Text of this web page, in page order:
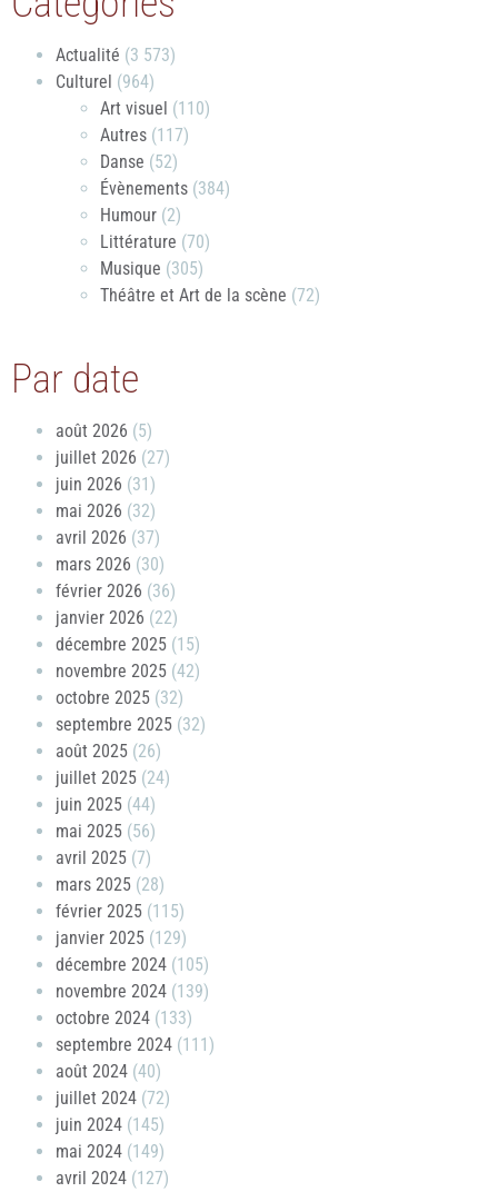
Actualité (3 573)
Culturel (964)
Art visuel (110)
Autres (117)
Danse (52)
Évènements (384)
Humour (2)
Littérature (70)
Musique (305)
Théâtre et Art de la scène (72)
Par date
août 2026 (5)
juillet 2026 (27)
juin 2026 (31)
mai 2026 (32)
avril 2026 (37)
mars 2026 (30)
février 2026 (36)
janvier 2026 (22)
décembre 2025 (15)
novembre 2025 (42)
octobre 2025 (32)
septembre 2025 (32)
août 2025 (26)
juillet 2025 (24)
juin 2025 (44)
mai 2025 (56)
avril 2025 (7)
mars 2025 (28)
février 2025 (115)
janvier 2025 (129)
décembre 2024 (105)
novembre 2024 (139)
octobre 2024 (133)
septembre 2024 (111)
août 2024 (40)
juillet 2024 (72)
juin 2024 (145)
mai 2024 (149)
avril 2024 (127)